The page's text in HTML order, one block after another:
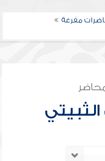
مفرغة
الثبيتي